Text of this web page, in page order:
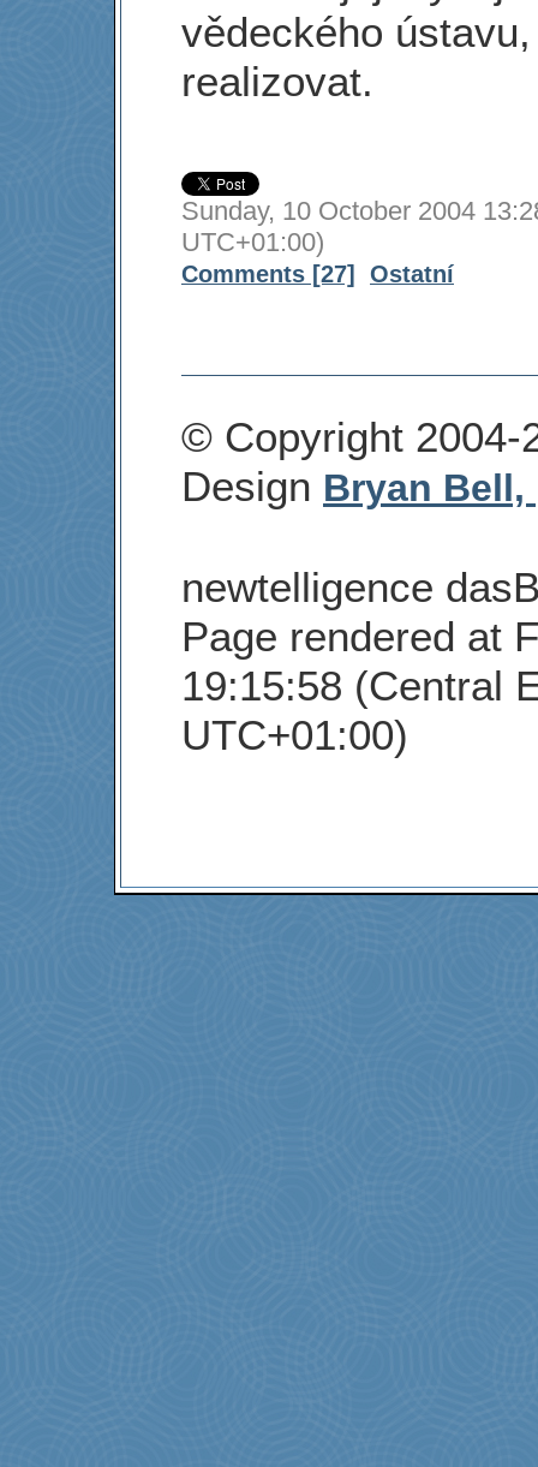
vědeckého
realizovat.
Sunday, 10 October 2004
UTC+01:00)
Comments [27] Ostatní
© Copyright 2004-
Design Bryan Bell,
newtelligence
Page rendered at
19:15:58 (Central
UTC+01:00)